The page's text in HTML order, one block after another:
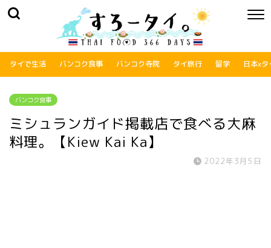
タイで生活 バンコク食事 バンコク寺院 タイ旅行 留学 日本xタ
バンコク食事
ミシュランガイド掲載店で食べる大麻
料理。【Kiew Kai Ka】
2022年3月5日